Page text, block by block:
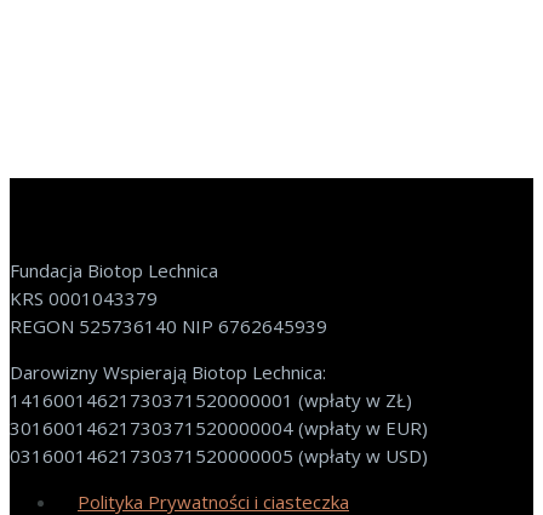
Fundacja Biotop Lechnica
KRS 0001043379
REGON 525736140 NIP 6762645939
Darowizny Wspierają Biotop Lechnica:
14160014621730371520000001 (wpłaty w ZŁ)
30160014621730371520000004 (wpłaty w EUR)
03160014621730371520000005 (wpłaty w USD)
Polityka Prywatności i ciasteczka